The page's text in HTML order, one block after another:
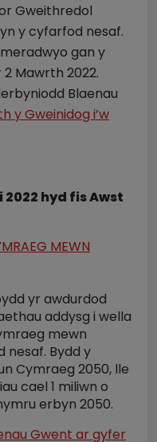
Gweithredol
y cyfarfod nesaf.
gan y
Mawrth 2022.
Blaenau
y Gweinidog i’w
hyd fis Awst
MEWN
yr awdurdod
addysg i wella
mewn
nesaf. Bydd y
Cymraeg 2050, lle
cael 1 miliwn o
erbyn 2050.
Gwent ar gyfer